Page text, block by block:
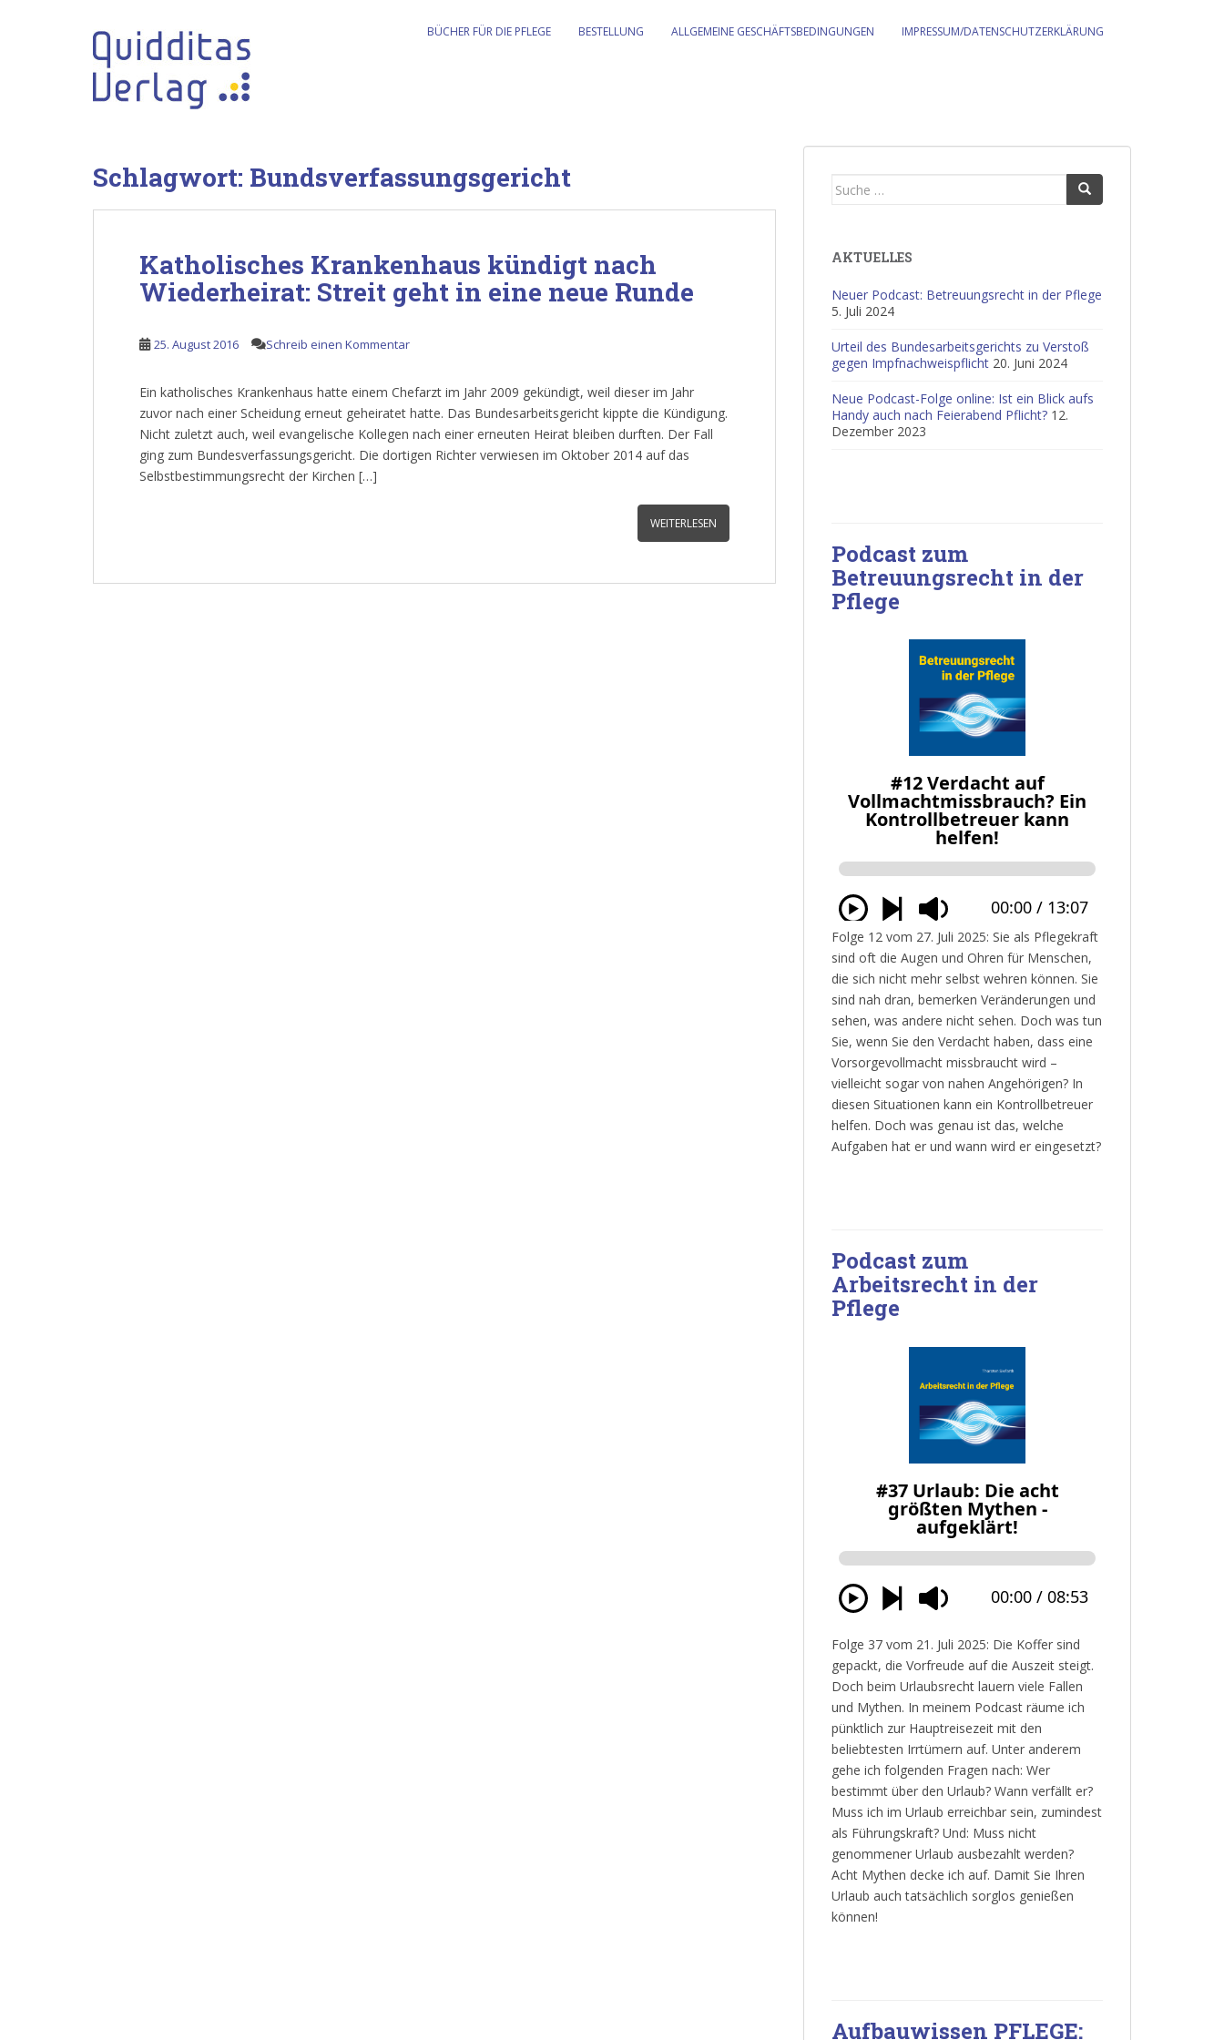
BÜCHER FÜR DIE PFLEGE BESTELLUNG ALLGEMEINE GESCHÄFTSBEDINGUNGEN IMPRESSUM/DATENSCHUTZERKLÄRUNG
Schlagwort: Bundsverfassungsgericht
Katholisches Krankenhaus kündigt nach
Wiederheirat: Streit geht in eine neue Runde
25. August 2016 Schreib einen Kommentar
Ein katholisches Krankenhaus hatte einem Chefarzt im Jahr 2009 gekündigt, weil dieser im Jahr
zuvor nach einer Scheidung erneut geheiratet hatte. Das Bundesarbeitsgericht kippte die Kündigung.
Nicht zuletzt auch, weil evangelische Kollegen nach einer erneuten Heirat bleiben durften. Der Fall
ging zum Bundesverfassungsgericht. Die dortigen Richter verwiesen im Oktober 2014 auf das
Selbstbestimmungsrecht der Kirchen […]
WEITERLESEN
Suche
AKTUELLES
Neuer Podcast: Betreuungsrecht in der Pflege
5. Juli 2024
Urteil des Bundesarbeitsgerichts zu Verstoß
gegen Impfnachweispflicht 20. Juni 2024
Neue Podcast-Folge online: Ist ein Blick aufs
Handy auch nach Feierabend Pflicht? 12.
Dezember 2023
Podcast zum
Betreuungsrecht in der
Pflege
Folge 12 vom 27. Juli 2025: Sie als Pflegekraft
sind oft die Augen und Ohren für Menschen,
die sich nicht mehr selbst wehren können. Sie
sind nah dran, bemerken Veränderungen und
sehen, was andere nicht sehen. Doch was tun
Sie, wenn Sie den Verdacht haben, dass eine
Vorsorgevollmacht missbraucht wird –
vielleicht sogar von nahen Angehörigen? In
diesen Situationen kann ein Kontrollbetreuer
helfen. Doch was genau ist das, welche
Aufgaben hat er und wann wird er eingesetzt?
Podcast zum
Arbeitsrecht in der
Pflege
Folge 37 vom 21. Juli 2025: Die Koffer sind
gepackt, die Vorfreude auf die Auszeit steigt.
Doch beim Urlaubsrecht lauern viele Fallen
und Mythen. In meinem Podcast räume ich
pünktlich zur Hauptreisezeit mit den
beliebtesten Irrtümern auf. Unter anderem
gehe ich folgenden Fragen nach: Wer
bestimmt über den Urlaub? Wann verfällt er?
Muss ich im Urlaub erreichbar sein, zumindest
als Führungskraft? Und: Muss nicht
genommener Urlaub ausbezahlt werden?
Acht Mythen decke ich auf. Damit Sie Ihren
Urlaub auch tatsächlich sorglos genießen
können!
Aufbauwissen PFLEGE: